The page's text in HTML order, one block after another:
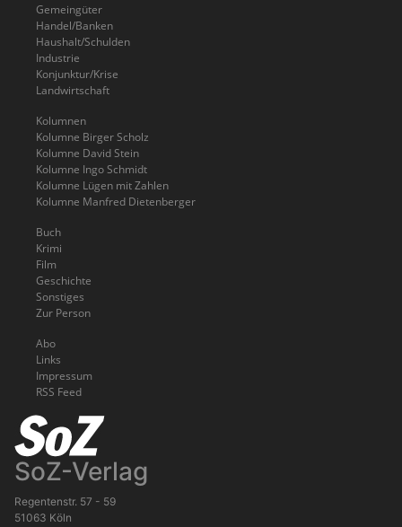
Gemeingüter
Handel/Banken
Haushalt/Schulden
Industrie
Konjunktur/Krise
Landwirtschaft
Kolumnen
Kolumne Birger Scholz
Kolumne David Stein
Kolumne Ingo Schmidt
Kolumne Lügen mit Zahlen
Kolumne Manfred Dietenberger
Buch
Krimi
Film
Geschichte
Sonstiges
Zur Person
Abo
Links
Impressum
RSS Feed
SoZ-Verlag
Regentenstr. 57 - 59
51063 Köln